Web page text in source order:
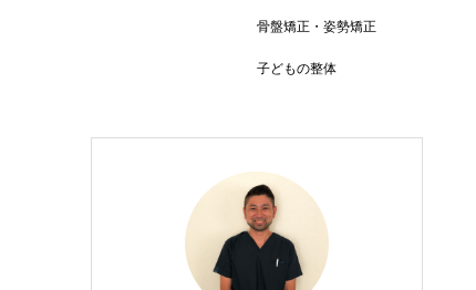
骨盤矯正・姿勢矯正
子どもの整体